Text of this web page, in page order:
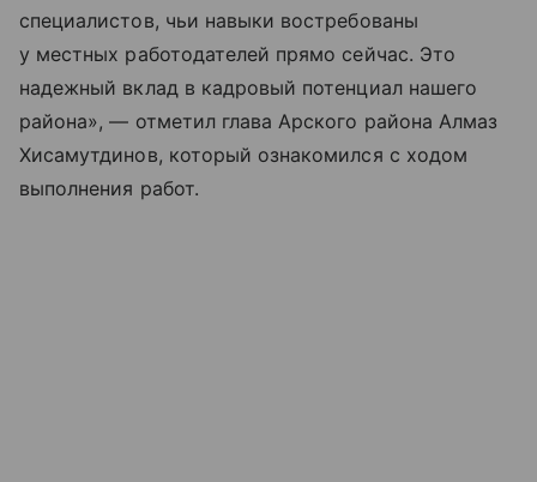
специалистов, чьи навыки востребованы
у местных работодателей прямо сейчас. Это
надежный вклад в кадровый потенциал нашего
района», — отметил глава Арского района Алмаз
Хисамутдинов, который ознакомился с ходом
выполнения работ.